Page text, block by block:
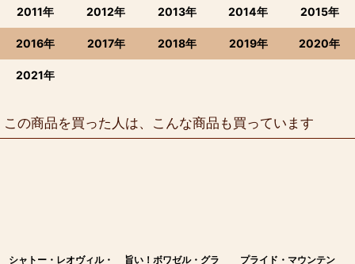
2011年 2012年 2013年 2014年 2015年
2016年 2017年 2018年 2019年 2020年
2021年
この商品を買った人は、こんな商品も買っています
シャトー・レオヴィル・
旨い！ボワゼル・グラ
プライド・マウンテン